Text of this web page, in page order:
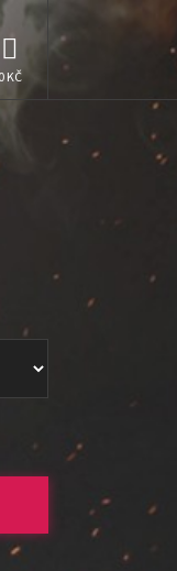
NÁKUPNÍ